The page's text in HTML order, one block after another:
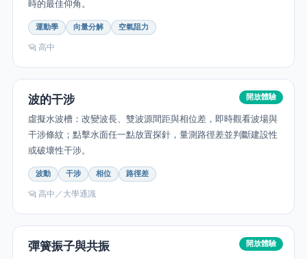
時的最佳仰角。
運動學 向量分解 空氣阻力
高中
開放體驗
波的干涉
虛擬水波槽：改變波長、雙波源間距與相位差，即時觀看波場與
干涉條紋；點擊水面任一點放置探針，量測路徑差並判斷建設性
或破壞性干涉。
波動 干涉 相位 路徑差
高中／大學通識
開放體驗
彈簧振子與共振